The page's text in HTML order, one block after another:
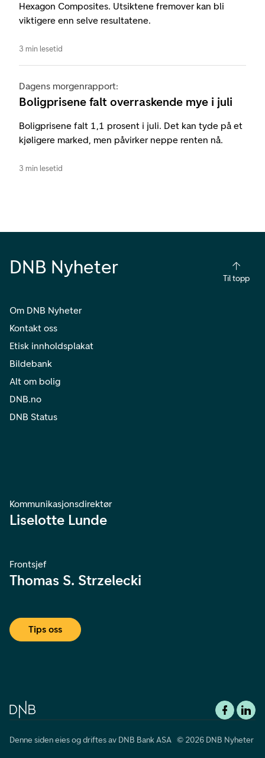
Hexagon Composites. Utsiktene fremover kan bli
viktigere enn selve resultatene.
3 min lesetid
Dagens morgenrapport:
Boligprisene falt overraskende mye i juli
Boligprisene falt 1,1 prosent i juli. Det kan tyde på et
kjøligere marked, men påvirker neppe renten nå.
3 min lesetid
DNB Nyheter
Til topp
Om DNB Nyheter
Kontakt oss
Etisk innholdsplakat
Bildebank
Alt om bolig
DNB.no
DNB Status
Kommunikasjonsdirektør
Liselotte Lunde
Frontsjef
Thomas S. Strzelecki
Tips oss
Denne siden eies og driftes av DNB Bank ASA © 2026 DNB Nyheter